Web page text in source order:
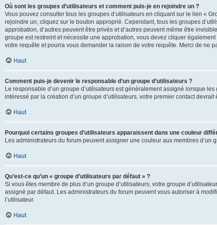
Où sont les groupes d’utilisateurs et comment puis-je en rejoindre un ?
Vous pouvez consulter tous les groupes d’utilisateurs en cliquant sur le lien «
rejoindre un, cliquez sur le bouton approprié. Cependant, tous les groupes
approbation, d’autres peuvent être privés et d’autres peuvent même être
groupe est restreint et nécessite une approbation, vous devez cliquer
votre requête et pourra vous demander la raison de votre requête. Merci de ne
Haut
Comment puis-je devenir le responsable d’un groupe d’utilisateurs ?
Le responsable d’un groupe d’utilisateurs est généralement assigné lorsque
intéressé par la création d’un groupe d’utilisateurs, votre premier contact
Haut
Pourquoi certains groupes d’utilisateurs apparaissent dans une couleur
Les administrateurs du forum peuvent assigner une couleur aux membres d’un
Haut
Qu’est-ce qu’un « groupe d’utilisateurs par défaut » ?
Si vous êtes membre de plus d’un groupe d’utilisateurs, votre groupe
assigné par défaut. Les administrateurs du forum peuvent vous autoriser à
l’utilisateur.
Haut